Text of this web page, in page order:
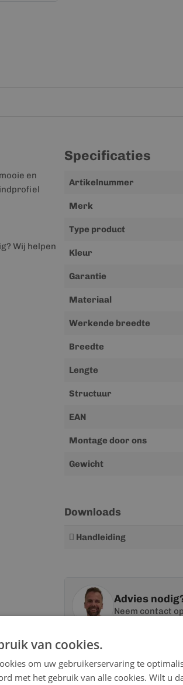
en
Wij helpen
Specificaties
Meer
Artikelnummer
Merk
Type product
Kleur
Garantie
Materiaal
Werkende breedte
Breedte
Lengte
Structuur
EAN
Montage door ons
Gewicht
Downloads
Meer
Handleiding
Advies
Neem contact
Vandaag bereikbaar
van 08:00 tot 17:00 uur
van cookies.
om uw gebruikerservaring te
met het gebruik van alle cookies. Wilt u